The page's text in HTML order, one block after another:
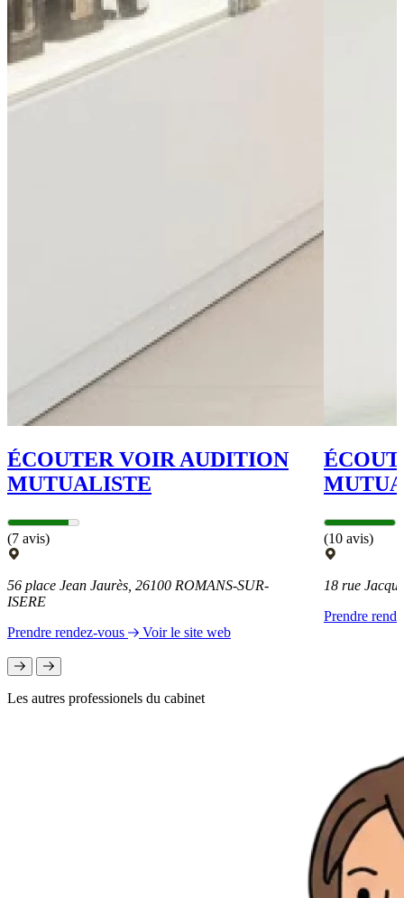
ÉCOUTER VOIR AUDITION
MUTUALISTE
(7 avis)
56 place Jean Jaurès, 26100 ROMANS-SUR-
ISERE
Prendre rendez-vous
Voir le site web
(10 avis)
18 rue
Prendre
Les autres professionels du cabinet